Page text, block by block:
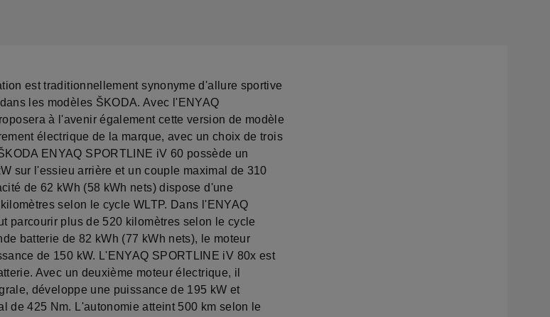
est traditionnellement synonyme d'allure sportive
les modèles ŠKODA. Avec l'ENYAQ
à l'avenir également cette version de modèle
électrique de la marque, avec un choix de trois
ENYAQ SPORTLINE iV 60 possède un
sur l'essieu arrière et un couple maximal de 310
de 62 kWh (58 kWh nets) dispose d'une
selon le cycle WLTP. Dans l'ENYAQ
parcourir plus de 520 kilomètres selon le cycle
batterie de 82 kWh (77 kWh nets), le moteur
de 150 kW. L'ENYAQ SPORTLINE iV 80x est
Avec un deuxième moteur électrique, il
développe une puissance de 195 kW et
de 425 Nm. L'autonomie atteint 500 km selon le